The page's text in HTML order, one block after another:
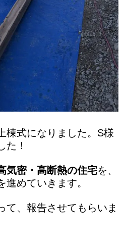
棟式になりました。S様
た！
気密・高断熱の住宅を、
進めていきます。
て、報告させてもらいま